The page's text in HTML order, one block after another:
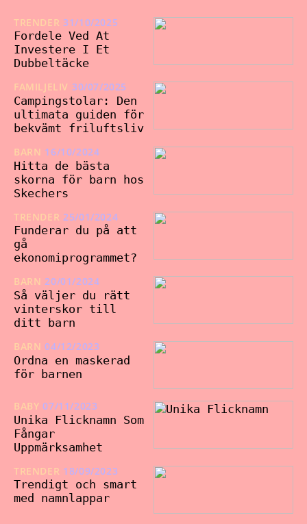
TRENDER 31/10/2025
Fordele Ved At
Investere I Et
Dubbeltäcke
FAMILJELIV 30/07/2025
Campingstolar: Den
ultimata guiden för
bekvämt friluftsliv
BARN 16/10/2024
Hitta de bästa
skorna för barn hos
Skechers
TRENDER 25/01/2024
Funderar du på att
gå
ekonomiprogrammet?
BARN 20/01/2024
Så väljer du rätt
vinterskor till
ditt barn
BARN 04/12/2023
Ordna en maskerad
för barnen
BABY 07/11/2023
Unika Flicknamn Som
Fångar
Uppmärksamhet
TRENDER 18/09/2023
Trendigt och smart
med namnlappar